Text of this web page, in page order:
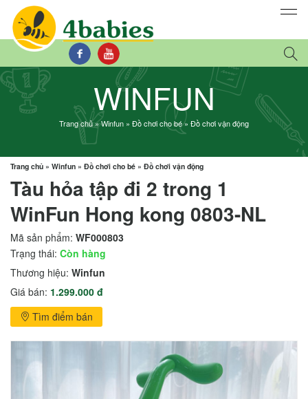
WINFUN
Trang chủ»Winfun » Đồ chơi cho bé» Đồ chơi vận động
Trang chủ » Winfun » Đồ chơi cho bé » Đồ chơi vận động
Tàu hỏa tập đi 2 trong 1
WinFun Hong kong 0803-NL
Mã sản phẩm: WF000803
Trạng thái: Còn hàng
Thương hiệu: Winfun
Giá bán: 1.299.000 đ
Tìm điểm bán